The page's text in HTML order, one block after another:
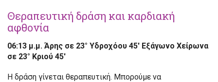
Θεραπευτική δράση και καρδιακή
αφθονία
06:13 μ.μ. Άρης σε 23° Υδροχόου 45′ Εξάγωνο Χείρωνα
σε 23° Κριού 45′
Η δράση γίνεται θεραπευτική. Μπορούμε να